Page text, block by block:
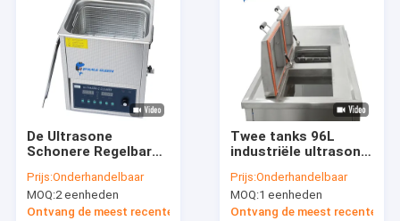
De Ultrasone
Schonere Regelbare
20-80C van de
Blauwe vinvis15l
Elektronika
Prijs:Onderhandelbaar
MOQ:2 eenheden
Ontvang de meest recente Prijs
Twee tanks 96L
industriële ultrasone
reinigings-,
verwarmings- en
sproeifunctie
Prijs:Onderhandelbaar
MOQ:1 eenheden
Ontvang de meest recente